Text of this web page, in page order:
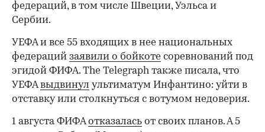
федераций, в том числе Швеции, Уэльса и
Сербии.
УЕФА и все 55 входящих в нее национальных
федераций заявили о бойкоте соревнований под
эгидой ФИФА. The Telegraph также писала, что
УЕФАвыдвинул ультиматум Инфантино: уйти в
отставку или столкнуться с вотумом недоверия.
1 августа ФИФАотказалась от своих планов. А 5